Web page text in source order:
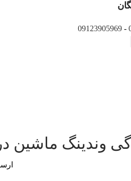
-
09123905969
وندینگ